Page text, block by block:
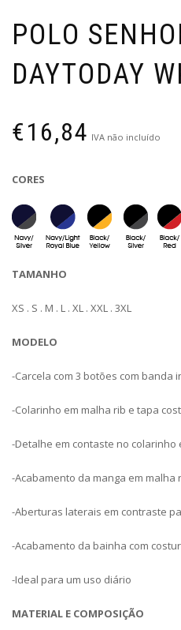
POLO
DAYTODAY
€16,84 IVA não incluído
CORES
TAMANHO
XS . S . M . L . XL . XXL . 3XL
MODELO
-Carcela com 3 botões com banda
-Colarinho em malha rib e tapa
-Detalhe em contaste no colarinho
-Acabamento da manga em
-Aberturas laterais em contraste
-Acabamento da bainha com
-Ideal para um uso diário
MATERIAL E COMPOSIÇÃO